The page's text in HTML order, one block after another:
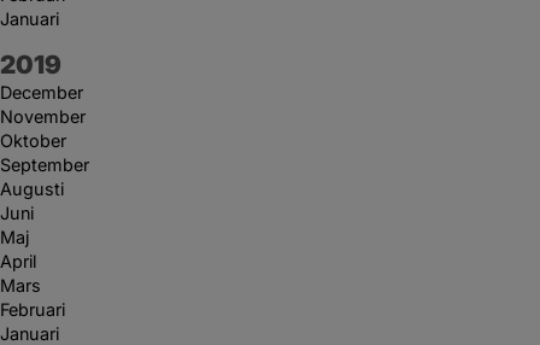
Januari
År:
2019
December
November
Oktober
September
Augusti
Juni
Maj
April
Mars
Februari
Januari